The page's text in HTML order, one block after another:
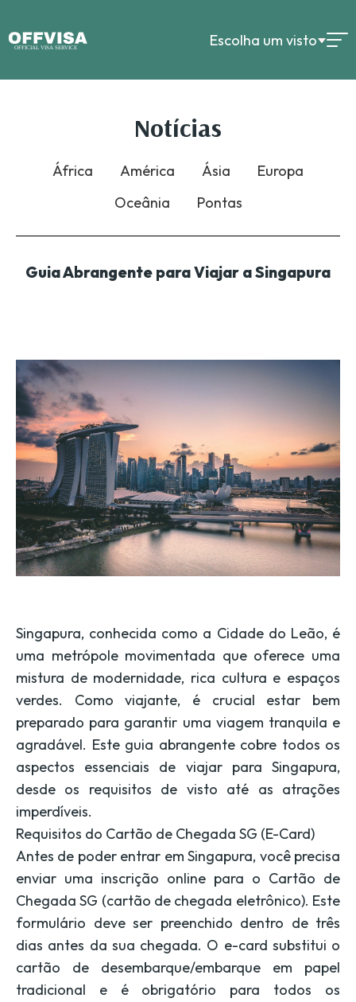
Escolha um visto
Notícias
África América Ásia
Europa
Oceânia
Pontas
Guia Abrangente para Viajar a Singapura
Singapura, conhecida como a Cidade do Leão, é
uma metrópole movimentada que oferece uma
mistura de modernidade, rica cultura e espaços
verdes. Como viajante, é crucial estar bem
preparado para garantir uma viagem tranquila e
agradável. Este guia abrangente cobre todos os
aspectos essenciais de viajar para Singapura,
desde os requisitos de visto até as atrações
imperdíveis.
Requisitos do Cartão de Chegada SG (E-Card)
Antes de poder entrar em Singapura, você precisa
enviar uma inscrição online para o Cartão de
Chegada SG (cartão de chegada eletrônico). Este
formulário deve ser preenchido dentro de três
dias antes da sua chegada. O e-card substitui o
cartão de desembarque/embarque em papel
tradicional e é obrigatório para todos os